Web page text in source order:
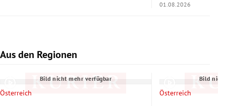
01.08.2026
Aus den Regionen
Slide 1 von 7
Bild nicht mehr verfügbar
Österreich
Bild
Österreich